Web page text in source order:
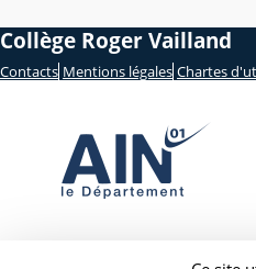
Collège Roger Vailland
Contacts Mentions légales Chartes